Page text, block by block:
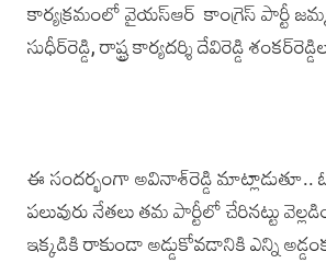
కార్యక్రమంలో వైయ‌స్ఆర్ కాంగ్రెస్‌ పార్టీ
సుధీర్‌రెడ్డి, రాష్ట్ర కార్యదర్శి దేవిరెడ్డి
ఈ సందర్భంగా అవినాశ్‌రెడ్డి మాట్లాడుతూ..
పలువురు నేతలు తమ పార్టీలో చేరినట్టు
ఇక్కడికి రాకుండా అడ్డుకోవడానికి ఎన్ని